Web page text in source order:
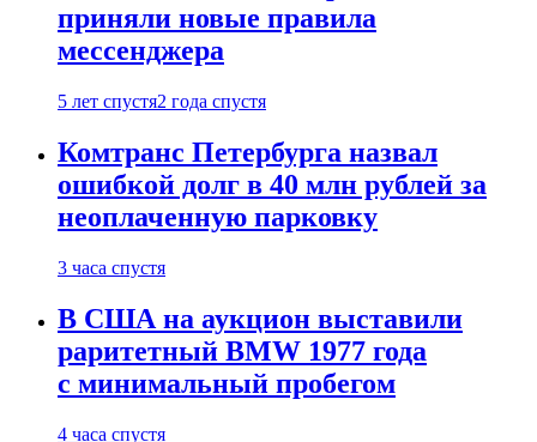
приняли новые правила
мессенджера
5 лет спустя2 года спустя
Комтранс Петербурга назвал
ошибкой долг в 40 млн рублей за
неоплаченную парковку
3 часа спустя
В США на аукцион выставили
раритетный BMW 1977 года
с минимальный пробегом
4 часа спустя